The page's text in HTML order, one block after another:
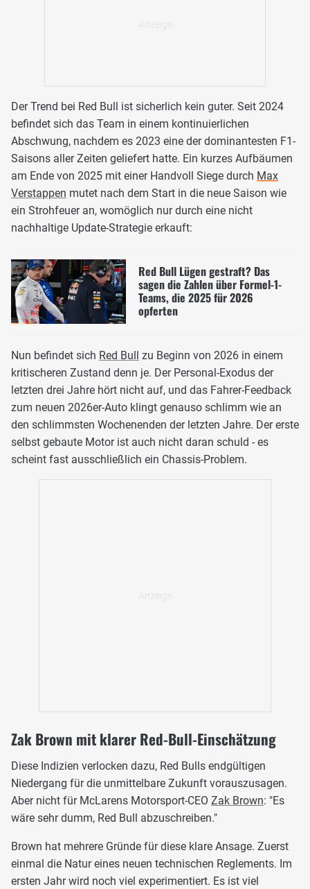
Der Trend bei Red Bull ist sicherlich kein guter. Seit 2024
befindet sich das Team in einem kontinuierlichen
Abschwung, nachdem es 2023 eine der dominantesten F1-
Saisons aller Zeiten geliefert hatte. Ein kurzes Aufbäumen
am Ende von 2025 mit einer Handvoll Siege durch Max
Verstappen mutet nach dem Start in die neue Saison wie
ein Strohfeuer an, womöglich nur durch eine nicht
nachhaltige Update-Strategie erkauft:
Red Bull Lügen gestraft? Das
sagen die Zahlen über Formel-1-
Teams, die 2025 für 2026
opferten
Nun befindet sich Red Bull
zu Beginn von 2026 in einem
kritischeren Zustand denn je. Der Personal-Exodus der
letzten drei Jahre hört nicht auf, und das Fahrer-Feedback
zum neuen 2026er-Auto klingt genauso schlimm wie an
den schlimmsten Wochenenden der letzten Jahre. Der erste
selbst gebaute Motor ist auch nicht daran schuld - es
scheint fast ausschließlich ein Chassis-Problem.
Zak Brown mit klarer Red-Bull-Einschätzung
Diese Indizien verlocken dazu, Red Bulls endgültigen
Niedergang für die unmittelbare Zukunft vorauszusagen.
Aber nicht für McLarens Motorsport-CEO Zak Brown: "Es
wäre sehr dumm, Red Bull abzuschreiben."
Brown hat mehrere Gründe für diese klare Ansage. Zuerst
einmal die Natur eines neuen technischen Reglements. Im
ersten Jahr wird noch viel experimentiert. Es ist viel